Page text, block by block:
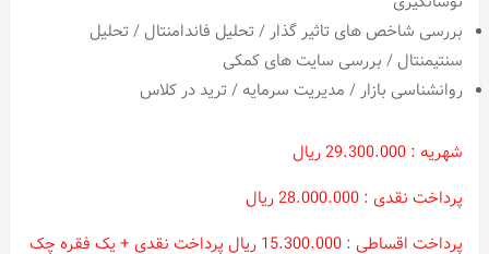
بررسی شاخص های تاثیر گذار / تحلیل فاندامنتال / تحلیل
سنتیمنتال / بررسی سایت های کمکی
روانشناسی بازار / مدیریت سرمایه / ترید در کلاس
شهریه : 29.300.000 ریال
پرداخت نقدی : 28.000.000 ریال
پرداخت اقساطی : 15.300.000 ریال پرداخت نقدی +
یک فقره چک